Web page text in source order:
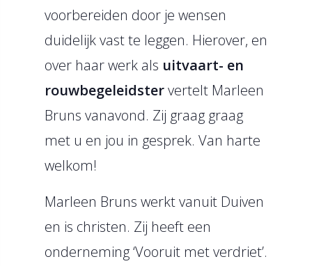
voorbereiden door je wensen
duidelijk vast te leggen. Hierover, en
over haar werk als uitvaart- en
rouwbegeleidstervertelt Marleen
Bruns vanavond. Zij graag graag
met u en jou in gesprek. Van harte
welkom!
Marleen Bruns werkt vanuit Duiven
en is christen. Zij heeft een
onderneming ‘Vooruit met verdriet’.